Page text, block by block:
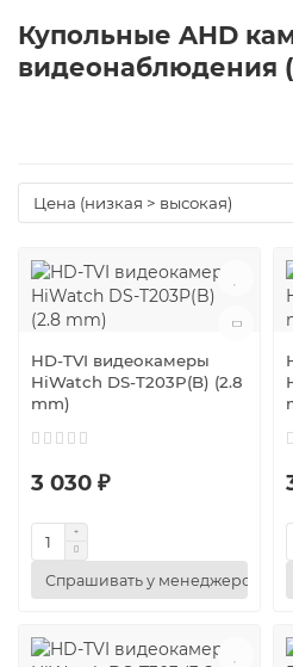
Купольные AHD
видеонаблюдения
HD-TVI видеокамеры
HiWatch DS-T203P(B) (2.8
mm)
3 030 ₽
Спрашивать у менеджеров